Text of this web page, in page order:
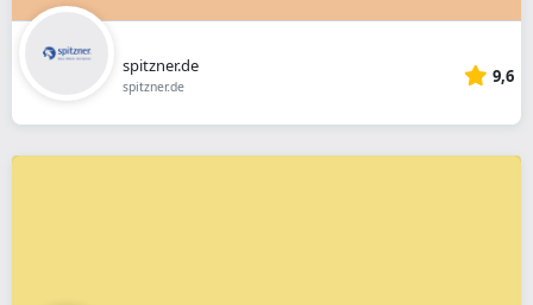
spitzner.de
spitzner.de 9,6